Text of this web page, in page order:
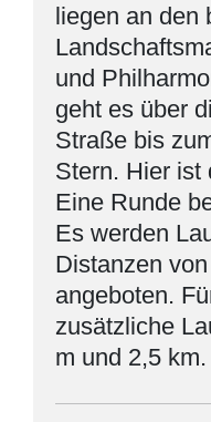
liegen an den
und
geht es über
Straße bis
Stern. Hier ist
Eine Runde
Es werden
Distanzen
angeboten.
zusätzliche
m und 2,5 km.